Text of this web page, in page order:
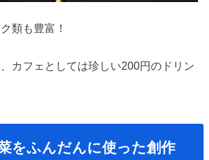
類も豊富！
カフェとしては珍しい200円のドリン
をふんだんに使った創作